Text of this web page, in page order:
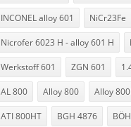
INCONEL alloy 601 NiCr23Fe
Nicrofer 6023 H - alloy 601 H
Werkstoff 601 ZGN 601
AL 800 Alloy 800 Alloy
ATI 800HT BGH 4876